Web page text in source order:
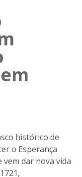
histórico de
o Esperança
vem dar nova vida